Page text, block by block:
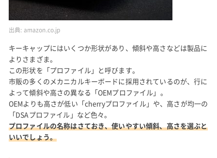
出典: amazon.co.jp
キーキャップにはいくつか形状があり、傾斜や高さなどは製品に
よりさまざま。
この形状を「プロファイル」と呼びます。
市販の多くのメカニカルキーボードに採用されているのが、行に
よって傾斜や高さの異なる「OEMプロファイル」。
OEMよりも高さが低い「cherryプロファイル」や、高さが均一の
「DSAプロファイル」など色々。
プロファイルの名称はさておき、使いやすい傾斜、高さを選ぶと
いいでしょう。